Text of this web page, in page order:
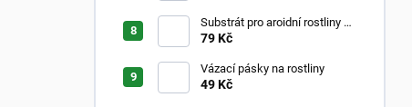
Substrát pro aroidní rostliny –
Aroid Mix
79 Kč
Vázací pásky na rostliny
49 Kč